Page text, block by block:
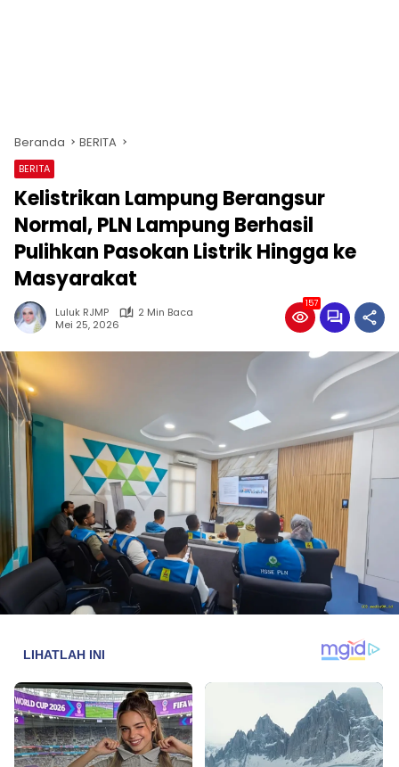
Beranda BERITA
BERITA
Kelistrikan Lampung Berangsur
Normal, PLN Lampung Berhasil
Pulihkan Pasokan Listrik Hingga ke
Masyarakat
Luluk RJMP
2 Min Baca
Mei 25, 2026
157